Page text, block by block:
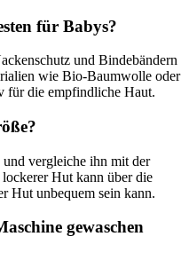
für Babys?
und Bindebändern
wie Bio-Baumwolle oder
für die empfindliche Haut.
vergleiche ihn mit der
Hut kann über die
Hut unbequem sein kann.
gewaschen